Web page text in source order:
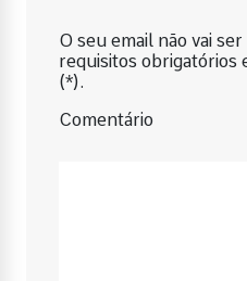
O seu email não vai
requisitos obrigatórios
(*).
Comentário